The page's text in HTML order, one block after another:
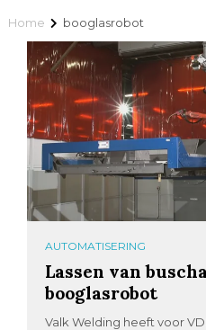
Home booglasrobot
AUTOMATISERING
Lassen van
booglasrobot
Valk Welding heeft voor